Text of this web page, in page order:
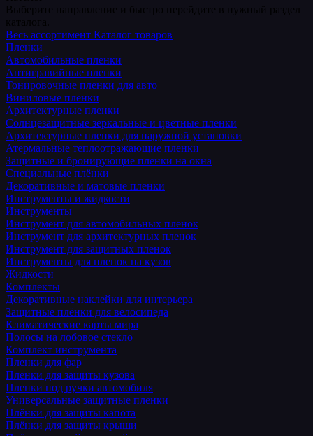
Весь ассортимент Каталог товаров
Пленки
Автомобильные пленки
Антигравийные пленки
Тонировочные пленки для авто
Виниловые пленки
Архитектурные пленки
Солнцезащитные зеркальные и цветные пленки
Архитектурные пленки для наружной установки
Атермальные теплоотражающие пленки
Защитные и бронирующие пленки на окна
Специальные плёнки
Декоративные и матовые пленки
Инструменты и жидкости
Инструменты
Инструмент для автомобильных пленок
Инструмент для архитектурных пленок
Инструмент для защитных пленок
Инструменты для пленок на кузов
Жидкости
Комплекты
Декоративные наклейки для интерьера
Защитные плёнки для велосипеда
Климатические карты мира
Полосы на лобовое стекло
Комплект инструмента
Пленки для фар
Пленки для защиты кузова
Пленки под ручки автомобиля
Универсальные защитные пленки
Плёнки для защиты капота
Плёнки для защиты крыши